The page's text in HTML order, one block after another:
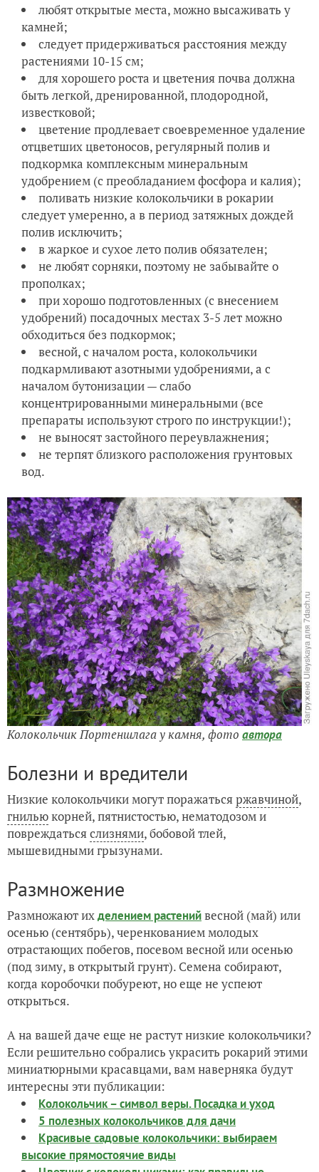
любят открытые места, можно высаживать у
камней;
следует придерживаться расстояния между
растениями 10-15 см;
для хорошего роста и цветения почва должна
быть легкой, дренированной, плодородной,
известковой;
цветение продлевает своевременное удаление
отцветших цветоносов, регулярный полив и
подкормка комплексным минеральным
удобрением (с преобладанием фосфора и калия);
поливать низкие колокольчики в рокарии
следует умеренно, а в период затяжных дождей
полив исключить;
в жаркое и сухое лето полив обязателен;
не любят сорняки, поэтому не забывайте о
прополках;
при хорошо подготовленных (с внесением
удобрений) посадочных местах 3-5 лет можно
обходиться без подкормок;
весной, с началом роста, колокольчики
подкармливают азотными удобрениями, а с
началом бутонизации — слабо
концентрированными минеральными (все
препараты используют строго по инструкции!);
не выносят застойного переувлажнения;
не терпят близкого расположения грунтовых
вод.
Колокольчик Портеншлага у камня, фото автора
Болезни и вредители
Низкие колокольчики могут поражатьсяржавчиной,
гнильюкорней, пятнистостью, нематодозом и
повреждатьсяслизнями, бобовой тлей,
мышевидными грызунами.
Размножение
Размножают ихделением растенийвесной (май) или
осенью (сентябрь), черенкованием молодых
отрастающих побегов, посевом весной или осенью
(под зиму, в открытый грунт). Семена собирают,
когда коробочки побуреют, но еще не успеют
открыться.
А на вашей даче еще не растут низкие колокольчики?
Если решительно собрались украсить рокарий этими
миниатюрными красавцами, вам наверняка будут
интересны эти публикации:
Колокольчик – символ веры. Посадка и уход
5 полезных колокольчиков для дачи
Красивые садовые колокольчики: выбираем
высокие прямостоячие виды